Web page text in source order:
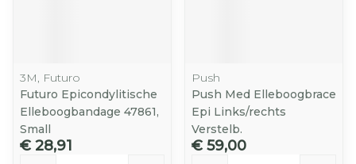
3M, Futuro
Futuro Epicondylitische
Elleboogbandage 47861,
Small
€ 28,91
Push
Push Med Elleboogbrace
Epi Links/rechts
Verstelb.
€ 59,00